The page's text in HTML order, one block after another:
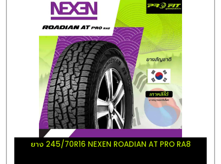
ยาง 245/70R16 NEXEN ROADIAN AT PRO RA8